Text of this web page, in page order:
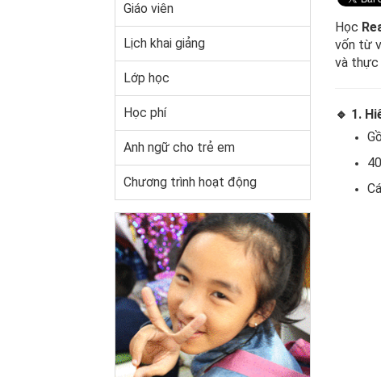
Giáo viên
Lịch khai giảng
Lớp học
Học phí
Anh ngữ cho trẻ em
Chương trình hoạt động
Học
vốn từ
và thực
🔹 1.